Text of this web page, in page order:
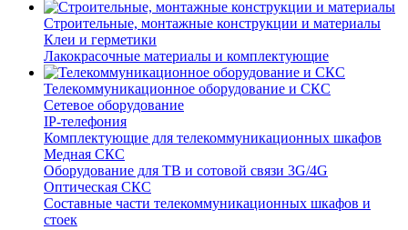
Строительные, монтажные конструкции и материалы
Клеи и герметики
Лакокрасочные материалы и комплектующие
Телекоммуникационное оборудование и СКС
Сетевое оборудование
IP-телефония
Комплектующие для телекоммуникационных шкафов
Медная СКС
Оборудование для ТВ и сотовой связи 3G/4G
Оптическая СКС
Составные части телекоммуникационных шкафов и
стоек